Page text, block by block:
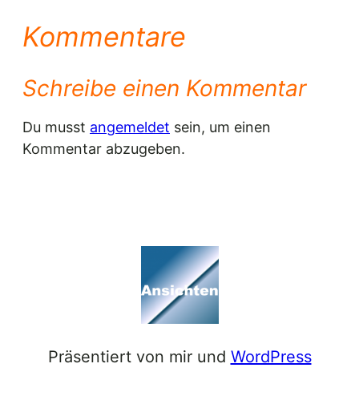
Kommentare
Schreibe einen Kommentar
Du musst angemeldet sein, um einen
Kommentar abzugeben.
Präsentiert von mir und WordPress